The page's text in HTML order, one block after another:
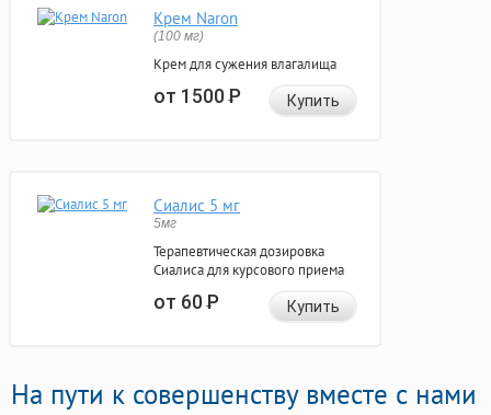
Крем Naron
(100 мг)
Крем для сужения влагалища
от 1500Р Купить
Сиалис 5 мг
5мг
Терапевтическая дозировка
Сиалиса для курсового приема
от 60Р Купить
На пути к совершенству вместе с нами